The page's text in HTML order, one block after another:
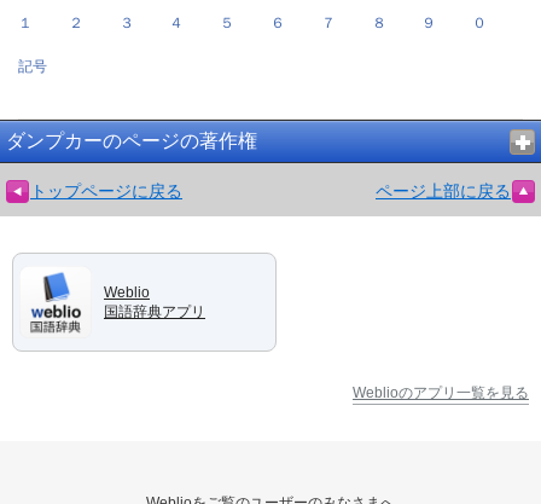
１ ２ ３ ４ ５ ６ ７ ８ ９ ０
記号
ダンプカーのページの著作権
トップページに戻る ページ上部に戻る
Weblio
国語辞典アプリ
Weblioのアプリ一覧を見る